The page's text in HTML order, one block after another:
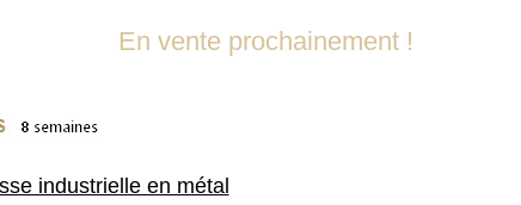
En vente prochainement !
industrielle en métal